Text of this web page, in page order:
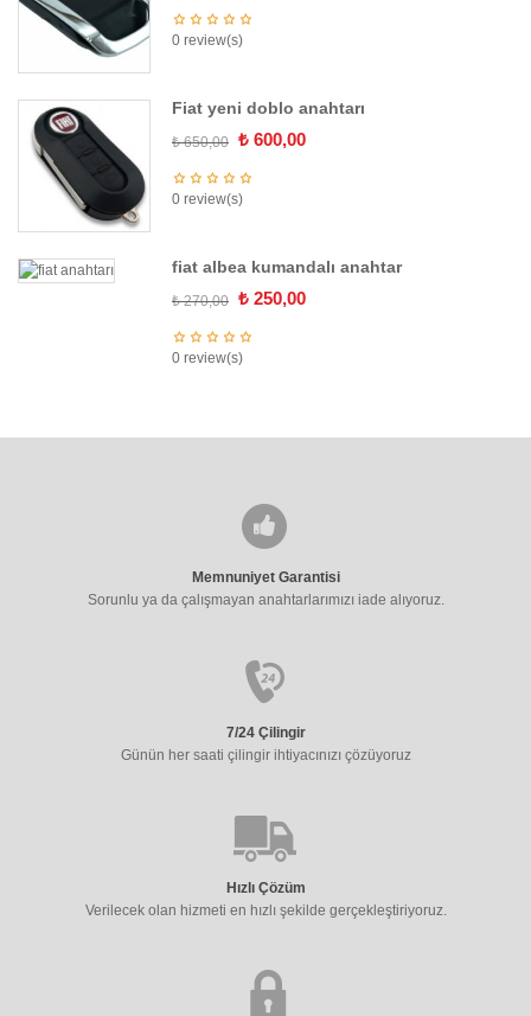
₺ 75,00.
0 review(s)
Fiat yeni doblo anahtarı
₺650,00 Orijinal
₺ 650,00.
₺ 600,00Şu
0 review(s)
fiat albea kumandalı anahtar
₺270,00 Orijinal
₺ 270,00.
₺ 250,00Şu
0 review(s)
Memnuniyet Garantisi
Sorunlu ya da çalışmayan anahtarlarımızı iade alıyoruz.
7/24 Çilingir
Günün her saati çilingir ihtiyacınızı çözüyoruz
Hızlı Çözüm
Verilecek olan hizmeti en hızlı şekilde gerçekleştiriyoruz.